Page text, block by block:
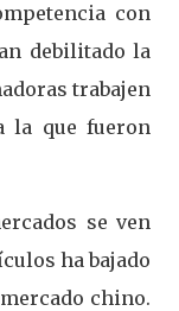
con
debilitado la
trabajen
la que fueron
se ven
ha bajado
chino.